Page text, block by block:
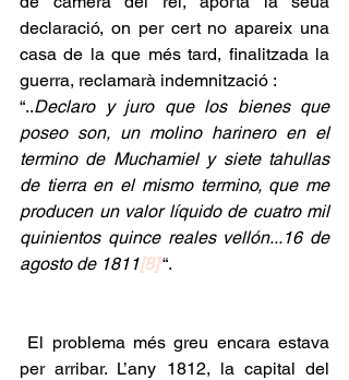
declaració, on per cert no apareix una
casa de la que més tard, finalitzada la
guerra, reclamarà indemnització :
“..Declaro y juro que los bienes que
poseo son, un molino harinero en el
termino de Muchamiel y siete tahullas
de tierra en el mismo termino, que me
producen un valor líquido de cuatro mil
quinientos quince reales vellón...16 de
agosto de 1811[8] “.
per arribar. L’any 1812, la capital del